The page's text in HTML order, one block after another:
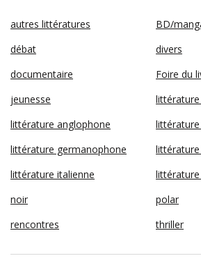
autres littératures
BD/
débat
divers
documentaire
Foire du
jeunesse
littérature anglophone
littérature germanophone
littérature italienne
littérature
noir
polar
rencontres
thriller